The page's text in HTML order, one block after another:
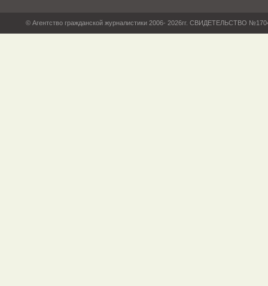
© Агентство гражданской журналистики 2006- 2026гг. СВИДЕТЕЛЬСТВО